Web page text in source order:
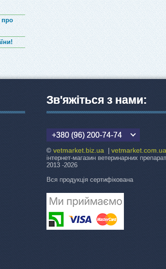
про
Зв'яжіться з нами:
+380 (96) 200-74-74
©vetmarket.biz.ua |vetmarket.com.ua
інтернет-магазин ветеринарних
2013 -2026
Вся продукція сертифікована